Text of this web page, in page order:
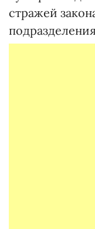
стражей